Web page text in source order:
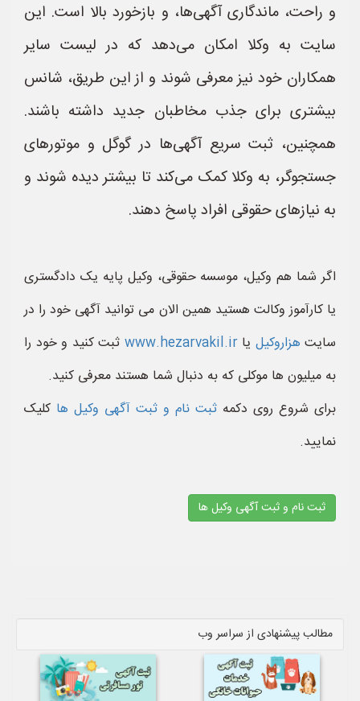
و راحت، ماندگاری آگهی‌ها، و بازخورد بالا است. این
سایت به وکلا امکان می‌دهد که در لیست سایر
همکاران خود نیز معرفی شوند و از این طریق، شانس
بیشتری برای جذب مخاطبان جدید داشته باشند.
همچنین، ثبت سریع آگهی‌ها در گوگل و موتورهای
جستجوگر، به وکلا کمک می‌کند تا بیشتر دیده شوند و
به نیازهای حقوقی افراد پاسخ دهند.
اگر شما هم وکیل، موسسه حقوقی، وکیل پایه یک دادگستری
یا کارآموز وکالت هستید همین الان می توانید آگهی خود را در
سایت هزاروکیل یاwww.hezarvakil.ir ثبت کنید و خود را
به میلیون ها موکلی که به دنبال شما هستند معرفی کنید.
برای شروع روی دکمه ثبت نام و ثبت آگهی وکیل ها کلیک
نمایید.
ثبت نام و ثبت آگهی وکیل ها
مطالب پیشنهادی از سراسر وب